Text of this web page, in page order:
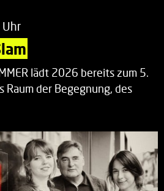
lädt 2026 bereits zum 5.
Raum der Begegnung, des